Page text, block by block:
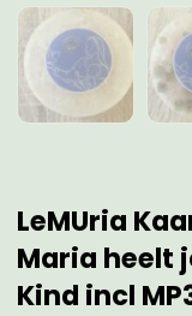
LeMUria
Maria heelt
Kind incl